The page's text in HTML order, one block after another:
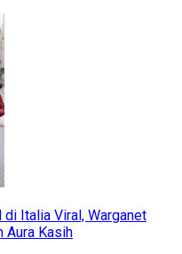
Italia Viral, Warganet
Aura Kasih